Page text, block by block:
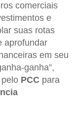
comerciais
e
suas rotas
aprofundar
em seu
ganha”,
PCC para